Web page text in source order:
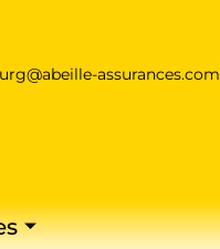
assurances.com